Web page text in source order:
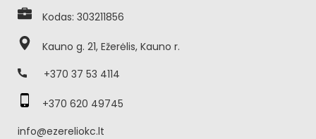
Kodas: 303211856
Kauno g. 21, Ežerėlis, Kauno r.
+370 37 53 4114
+370 620 49745
info@ezereliokc.lt